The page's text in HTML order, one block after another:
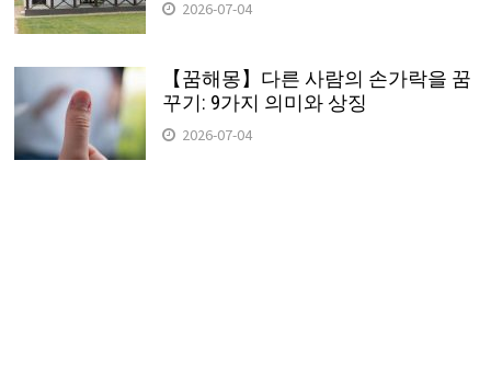
2026-07-04
【꿈해몽】다른 사람의 손가락을 꿈
꾸기: 9가지 의미와 상징
2026-07-04